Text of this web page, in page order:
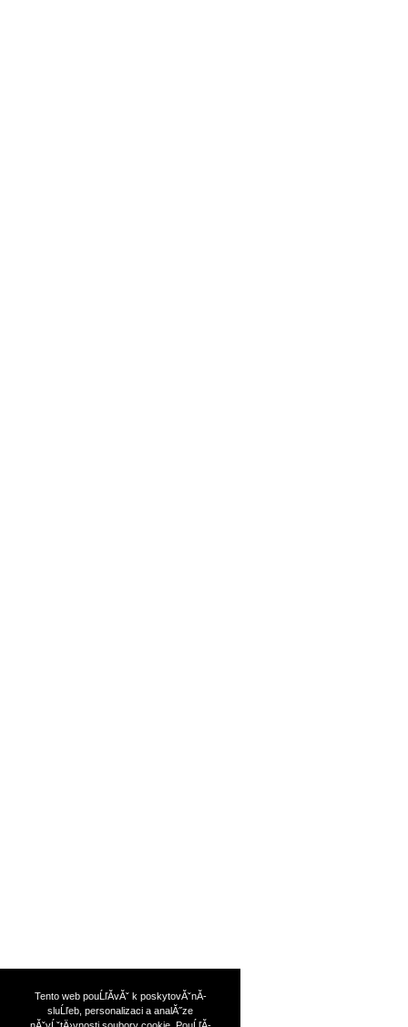
Tento web pouĹľĂ­vĂˇ k poskytovĂˇnĂ­
sluĹľeb, personalizaci a analĂ˝ze